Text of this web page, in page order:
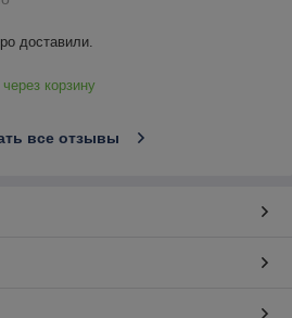
доставили.
корзину
все отзывы